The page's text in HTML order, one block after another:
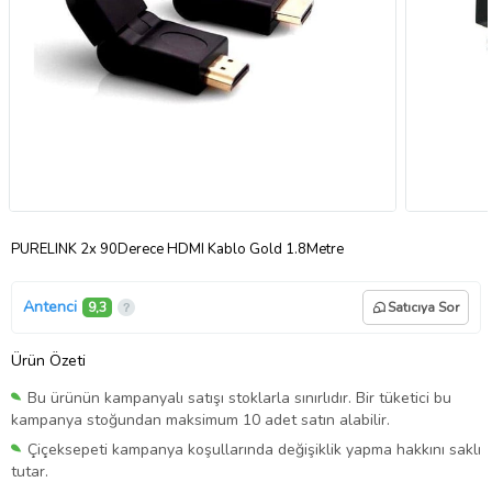
PURELINK 2x 90Derece HDMI Kablo Gold 1.8Metre
Antenci 9,3 Satıcıya Sor
Ürün Özeti
Bu ürünün kampanyalı satışı stoklarla sınırlıdır. Bir tüketici bu
kampanya stoğundan maksimum 10 adet satın alabilir.
Çiçeksepeti kampanya koşullarında değişiklik yapma hakkını saklı
tutar.